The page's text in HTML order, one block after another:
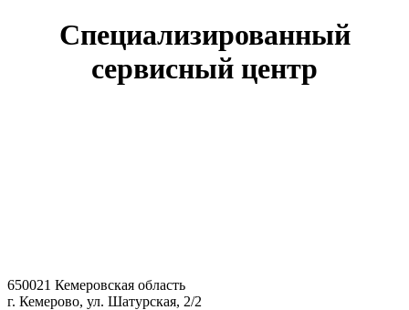
Специализированный
сервисный центр
650021 Кемеровская область
г. Кемерово, ул. Шатурская, 2/2